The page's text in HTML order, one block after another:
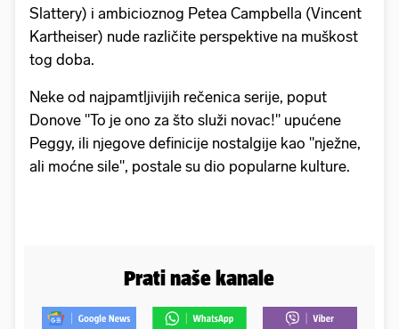
Slattery) i ambicioznog Petea Campbella (Vincent
Kartheiser) nude različite perspektive na muškost
tog doba.
Neke od najpamtljivijih rečenica serije, poput
Donove "To je ono za što služi novac!" upućene
Peggy, ili njegove definicije nostalgije kao "nježne,
ali moćne sile", postale su dio popularne kulture.
Prati naše kanale